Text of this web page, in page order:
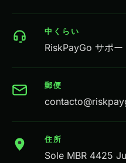
中くらい
RiskPayGo サポー
郵便
住所
Sole MBR 4425